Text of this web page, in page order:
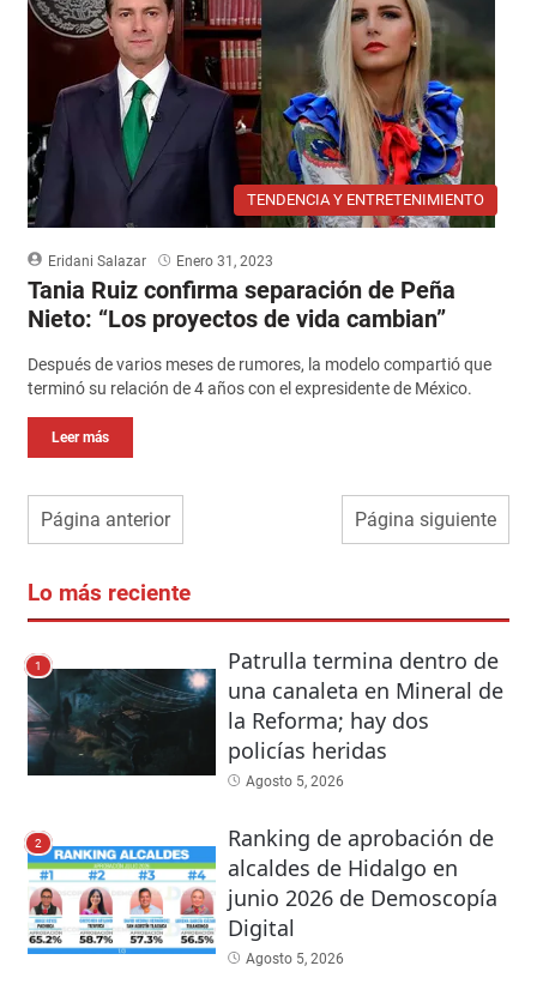
TENDENCIA Y ENTRETENIMIENTO
Eridani Salazar Enero 31, 2023
Tania Ruiz confirma separación de Peña
Nieto: “Los proyectos de vida cambian”
Después de varios meses de rumores, la modelo compartió que
terminó su relación de 4 años con el expresidente de México.
Leer más
Página anterior Página siguiente
Lo más reciente
1
Patrulla termina dentro de
una canaleta en Mineral de
la Reforma; hay dos
policías heridas
Agosto 5, 2026
2
Ranking de aprobación de
alcaldes de Hidalgo en
junio 2026 de Demoscopía
Digital
Agosto 5, 2026